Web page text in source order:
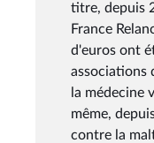
titre, depuis
France
d'euros ont
associations
la médecine
même,
contre la